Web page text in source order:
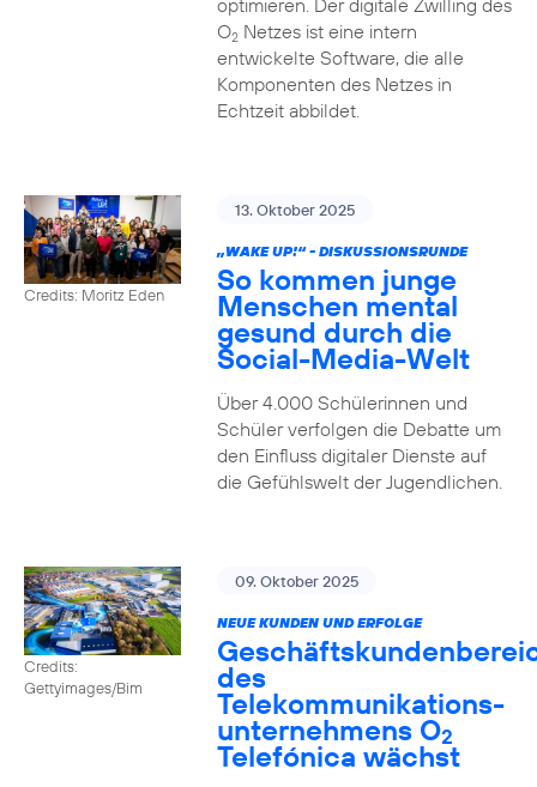
optimieren. Der digitale Zwilling des
O2Netzes ist eine intern
entwickelte Software, die alle
Komponenten des Netzes in
Echtzeit abbildet.
Credits: Moritz Eden
13. Oktober 2025
„WAKE UP!“ - DISKUSSIONSRUNDE
So kommen junge
Menschen mental
gesund durch die
Social-Media-Welt
Über 4.000 Schülerinnen und
Schüler verfolgen die Debatte um
den Einfluss digitaler Dienste auf
die Gefühlswelt der Jugendlichen.
Credits:
Gettyimages/Bim
09. Oktober 2025
NEUE KUNDEN UND ERFOLGE
des
Telekommunikations­
unternehmens O2
Telefónica wächst